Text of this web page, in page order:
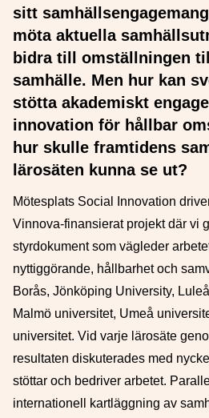
sitt
möta aktuella
bidra till omställningen
samhälle. Men hur kan
stötta akademiskt
innovation för hållbar
hur skulle framtidens
lärosäten kunna se ut?
Mötesplats Social Innovation
Vinnova-finansierat projekt där vi
styrdokument som vägleder
nyttiggörande, hållbarhet och
Borås, Jönköping University,
Malmö universitet, Umeå
universitet. Vid varje lärosäte
resultaten diskuterades med
stöttar och bedriver arbetet.
internationell kartläggning av